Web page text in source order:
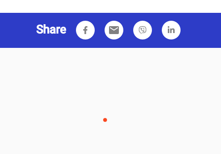
Share email